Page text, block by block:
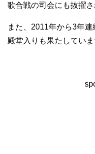
歌合戦の司会にも抜擢さ
また、2011年から3年連
殿堂入りも果たしていま